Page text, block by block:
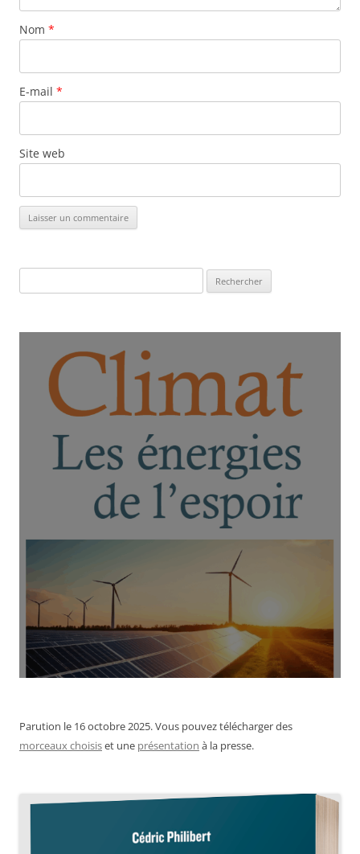
Nom *
E-mail *
Site web
Parution le 16 octobre 2025. Vous pouvez télécharger des
morceaux choisiset une présentation à la presse.